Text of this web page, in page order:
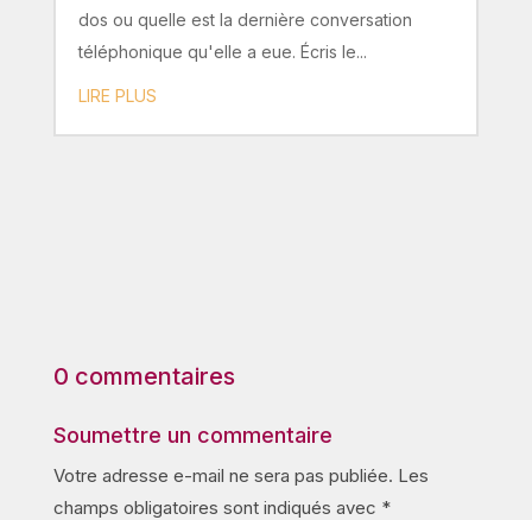
dos ou quelle est la dernière conversation
téléphonique qu'elle a eue. Écris le...
LIRE PLUS
0 commentaires
Soumettre un commentaire
Votre adresse e-mail ne sera pas publiée. Les
champs obligatoires sont indiqués avec *